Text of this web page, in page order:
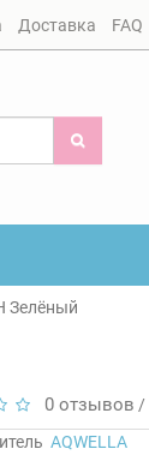
Доставка FAQ
Зелёный
0 отзывов /
AQWELLA